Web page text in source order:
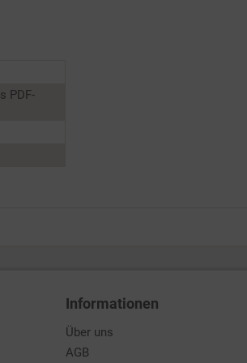
PDF-
Informationen
Über uns
AGB